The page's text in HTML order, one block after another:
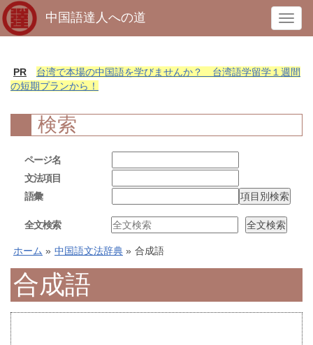
T
o
g
n
a
a
t
i
中国語達人への道
PR
台湾で本場の中国語を学びませんか？ 台湾語学留学１週間
の短期プランから！
検索
ページ名
文法項目
語彙
全文検索
ホーム » 中国語文法辞典 » 合成語
合成語